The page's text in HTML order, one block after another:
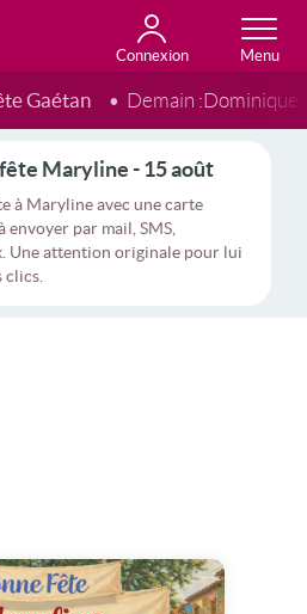
Connexion
Gaétan Demain :Dominique
Maryline - 15 août
à Maryline avec une carte
par mail, SMS,
Une attention originale pour lui